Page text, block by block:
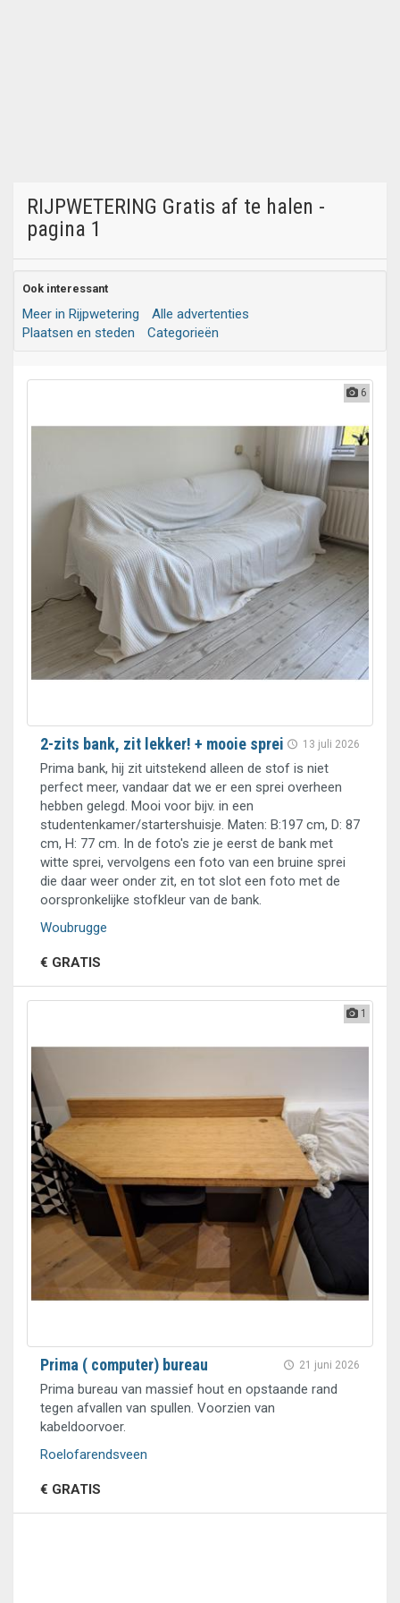
RIJPWETERING Gratis af te halen -
pagina 1
Ook interessant
Meer in Rijpwetering
Alle advertenties
Plaatsen en steden
Categorieën
6
13 juli 2026
2-zits bank, zit lekker! + mooie sprei
Prima bank, hij zit uitstekend alleen de stof is niet
perfect meer, vandaar dat we er een sprei overheen
hebben gelegd. Mooi voor bijv. in een
studentenkamer/startershuisje. Maten: B:197 cm, D: 87
cm, H: 77 cm. In de foto's zie je eerst de bank met
witte sprei, vervolgens een foto van een bruine sprei
die daar weer onder zit, en tot slot een foto met de
oorspronkelijke stofkleur van de bank.
Woubrugge
€ GRATIS
1
21 juni 2026
Prima ( computer) bureau
Prima bureau van massief hout en opstaande rand
tegen afvallen van spullen. Voorzien van
kabeldoorvoer.
Roelofarendsveen
€ GRATIS